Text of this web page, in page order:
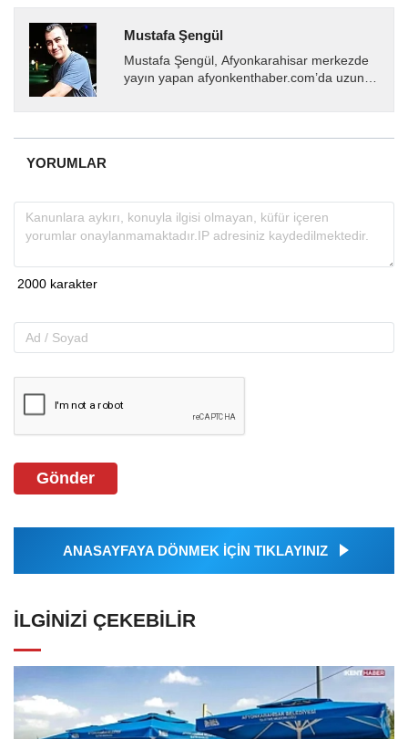
Mustafa Şengül
Mustafa Şengül, Afyonkarahisar merkezde
yayın yapan afyonkenthaber.com’da uzun
almakta, haber akışı...
YORUMLAR
Gönder
ANASAYFAYA DÖNMEK İÇİN TIKLAYINIZ
İLGINIZI ÇEKEBILIR